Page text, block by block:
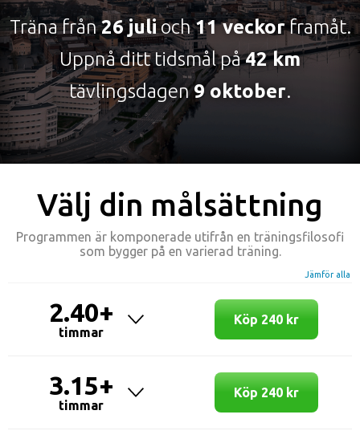
Träna från26 julioch11 veckorframåt.
Uppnå ditt tidsmål på42 km
tävlingsdagen9 oktober.
Välj din målsättning
Programmen är komponerade utifrån en träningsfilosofi
som bygger på en varierad träning.
Jämför alla
2.40+
timmar
Köp 240 kr
3.15+
timmar
Köp 240 kr